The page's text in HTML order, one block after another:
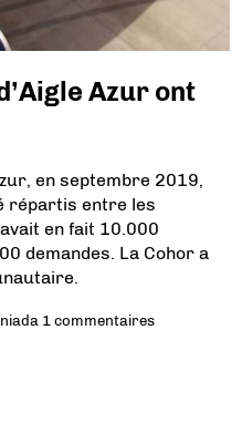
Azur ont
en septembre 2019,
répartis entre les
en fait 10.000
demandes. La Cohor a
1 commentaires